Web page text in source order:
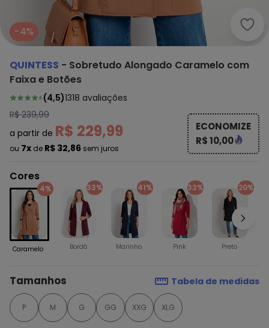
-4%
QUINTESS - Sobretudo Alongado Caramelo com
Faixa e Botões
(4,5)1318 avaliações
R$ 239,99
a partir de R$ 229,99
ou 7x de R$ 32,86 sem juros
ECONOMIZE
R$ 10,00
Cores
4%
Caramelo
33%
Bordô
41%
Marinho
33%
Pink
20%
Preto
Tamanhos Tabela de medidas
P M G GG XXG XLG